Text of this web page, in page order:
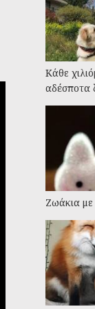
Kάθε
αδέσποτα
Ζωάκια με